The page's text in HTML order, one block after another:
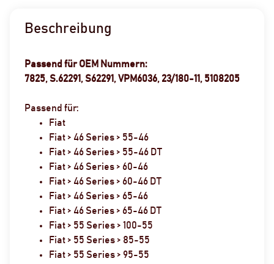
Beschreibung
Passend für OEM Nummern:
7825, S.62291, S62291, VPM6036, 23/180-11, 5108205
Passend für:
Fiat
Fiat > 46 Series > 55-46
Fiat > 46 Series > 55-46 DT
Fiat > 46 Series > 60-46
Fiat > 46 Series > 60-46 DT
Fiat > 46 Series > 65-46
Fiat > 46 Series > 65-46 DT
Fiat > 55 Series > 100-55
Fiat > 55 Series > 85-55
Fiat > 55 Series > 95-55